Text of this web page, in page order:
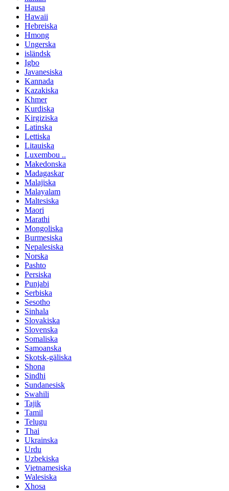
Hausa
Hawaii
Hebreiska
Hmong
Ungerska
isländsk
Igbo
Javanesiska
Kannada
Kazakiska
Khmer
Kurdiska
Kirgiziska
Latinska
Lettiska
Litauiska
Luxembou ..
Makedonska
Madagaskar
Malajiska
Malayalam
Maltesiska
Maori
Marathi
Mongoliska
Burmesiska
Nepalesiska
Norska
Pashto
Persiska
Punjabi
Serbiska
Sesotho
Sinhala
Slovakiska
Slovenska
Somaliska
Samoanska
Skotsk-gäliska
Shona
Sindhi
Sundanesisk
Swahili
Tajik
Tamil
Telugu
Thai
Ukrainska
Urdu
Uzbekiska
Vietnamesiska
Walesiska
Xhosa